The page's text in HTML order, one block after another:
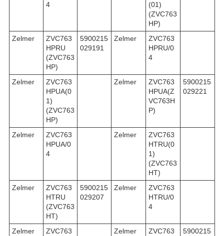
4
(01)
(ZVC763
HP)
Zelmer
ZVC763
HPRU
(ZVC763
HP)
5900215
029191
Zelmer
ZVC763
HPRU/0
4
Zelmer
ZVC763
HPUA(0
1)
(ZVC763
HP)
Zelmer
ZVC763
HPUA(Z
VC763H
P)
5900215
029221
Zelmer
ZVC763
HPUA/0
4
Zelmer
ZVC763
HTRU(0
1)
(ZVC763
HT)
Zelmer
ZVC763
HTRU
(ZVC763
HT)
5900215
029207
Zelmer
ZVC763
HTRU/0
4
Zelmer
ZVC763
Zelmer
ZVC763
5900215